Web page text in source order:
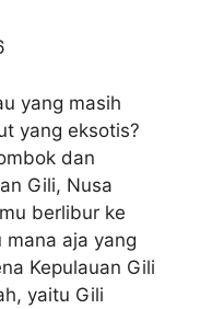
yang masih
yang eksotis?
dan
Gili, Nusa
berlibur ke
mana aja yang
Kepulauan Gili
yaitu Gili